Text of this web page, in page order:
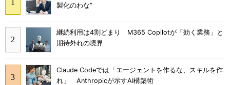
製化のわな”
継続利用は4割どまり M365 Copilotが「効く業務」と
期待外れの境界
Claude Codeでは「エージェントを作るな、スキルを作
れ」 Anthropicが示すAI構築術